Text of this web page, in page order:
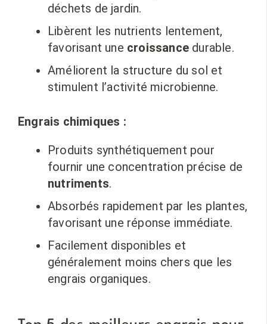
déchets de jardin.
Libèrent les nutrients lentement,
favorisant une croissance durable.
Améliorent la structure du sol et
stimulent l’activité microbienne.
Engrais chimiques :
Produits synthétiquement pour
fournir une concentration précise de
nutriments.
Absorbés rapidement par les plantes,
favorisant une réponse immédiate.
Facilement disponibles et
généralement moins chers que les
engrais organiques.